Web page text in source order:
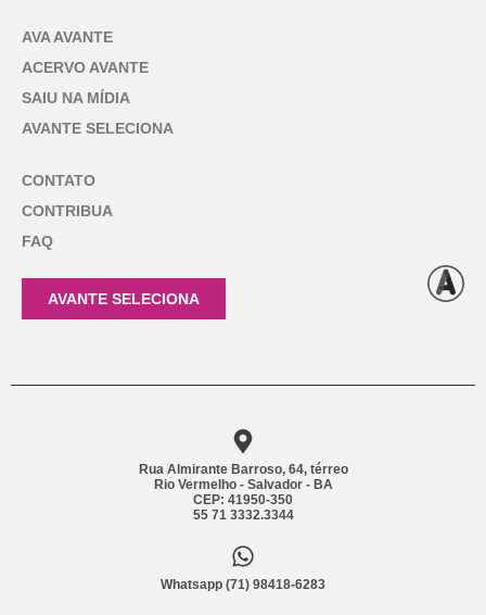
AVA AVANTE
ACERVO AVANTE
SAIU NA MÍDIA
AVANTE SELECIONA
CONTATO
CONTRIBUA
FAQ
AVANTE SELECIONA
Rua Almirante Barroso, 64, térreo
Rio Vermelho - Salvador - BA
CEP: 41950-350
55 71 3332.3344
Whatsapp (71) 98418-6283